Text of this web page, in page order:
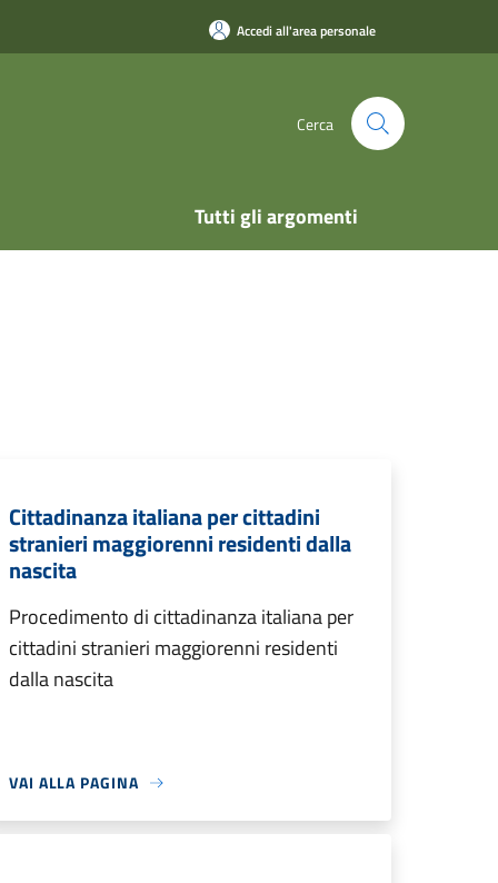
Accedi all'area personale
Cerca
Tutti gli argomenti
Cittadinanza italiana per cittadini
stranieri maggiorenni residenti dalla
nascita
Procedimento di cittadinanza italiana per
cittadini stranieri maggiorenni residenti
dalla nascita
VAI ALLA PAGINA